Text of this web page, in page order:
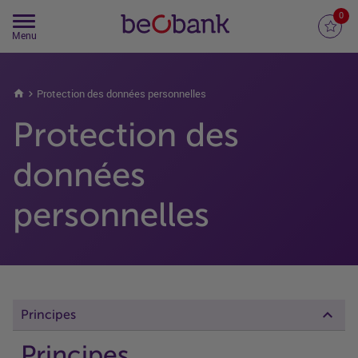
Menu
Mes
0
Protection des données personnelles
Protection des
données
personnelles
Principes